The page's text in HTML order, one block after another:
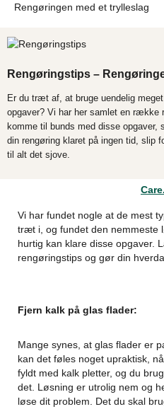
Rengøringen med et trylleslag
Rengøringstips –
Er du træt af, at bruge uendelig
opgaver? Vi har her samlet en række
komme til bunds med disse
din rengøring klaret på ingen tid, slip
til alt det sjove.
Vi har fundet nogle at de mest
træt i, og fundet den nemmeste
hurtig kan klare disse opgaver.
rengøringstips og gør din
Fjern kalk på glas flader:
Mange synes, at glas flader er
kan det føles noget upraktisk,
fyldt med kalk pletter, og du
det. Løsning er utrolig nem og
løse dit problem. Det du skal